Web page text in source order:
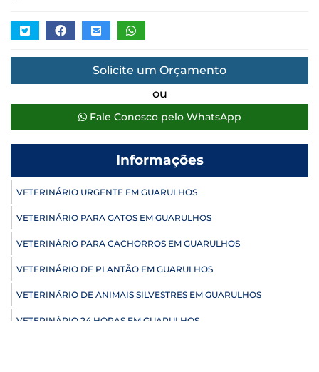
Solicite um Orçamento
ou
Fale Conosco pelo WhatsApp
Informações
VETERINÁRIO URGENTE EM GUARULHOS
VETERINÁRIO PARA GATOS EM GUARULHOS
VETERINÁRIO PARA CACHORROS EM GUARULHOS
VETERINÁRIO DE PLANTÃO EM GUARULHOS
VETERINÁRIO DE ANIMAIS SILVESTRES EM GUARULHOS
VETERINÁRIO 24 HORAS EM GUARULHOS